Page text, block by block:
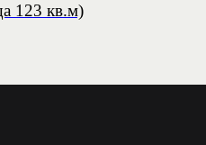
123 кв.м)